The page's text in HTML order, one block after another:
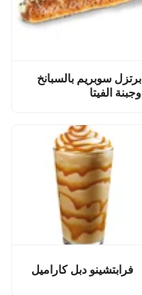
برتزل سوبريم بالسبانخ
وجبنة الفيتا
فرابتشينو دبل كاراميل